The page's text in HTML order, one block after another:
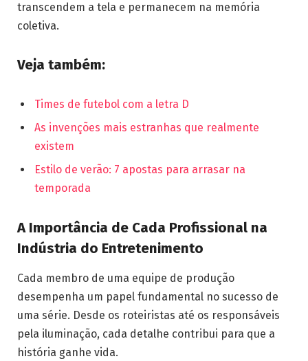
transcendem a tela e permanecem na memória
coletiva.
Veja também:
Times de futebol com a letra D
As invenções mais estranhas que realmente
existem
Estilo de verão: 7 apostas para arrasar na
temporada
A Importância de Cada Profissional na
Indústria do Entretenimento
Cada membro de uma equipe de produção
desempenha um papel fundamental no sucesso de
uma série. Desde os roteiristas até os responsáveis
pela iluminação, cada detalhe contribui para que a
história ganhe vida.